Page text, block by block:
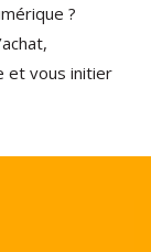
?
et vous initier